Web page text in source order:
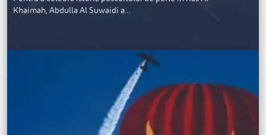
Khaimah, Abdulla Al Suwaidi a…